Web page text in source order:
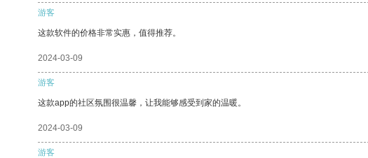
游客
这款软件的价格非常实惠，值得推荐。
2024-03-09
游客
这款app的社区氛围很温馨，让我能够感受到家的温暖。
2024-03-09
游客